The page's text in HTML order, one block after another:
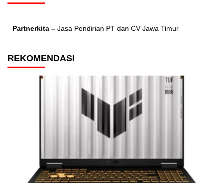
Partnerkita – Jasa Pendirian PT dan CV Jawa Timur
REKOMENDASI